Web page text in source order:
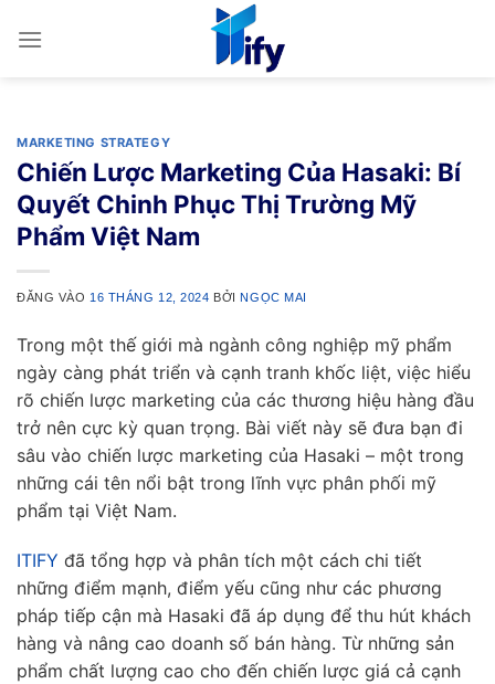
qua
MARKETING STRATEGY
Chiến Lược Marketing Của Hasaki: Bí
Quyết Chinh Phục Thị Trường Mỹ
Phẩm Việt Nam
ĐĂNG VÀO 16 THÁNG 12, 2024 BỞINGỌC MAI
Trong một thế giới mà ngành công nghiệp mỹ phẩm
ngày càng phát triển và cạnh tranh khốc liệt, việc hiểu
rõ chiến lược marketing của các thương hiệu hàng đầu
trở nên cực kỳ quan trọng. Bài viết này sẽ đưa bạn đi
sâu vào chiến lược marketing của Hasaki – một trong
những cái tên nổi bật trong lĩnh vực phân phối mỹ
phẩm tại Việt Nam.
ITIFY đã tổng hợp và phân tích một cách chi tiết
những điểm mạnh, điểm yếu cũng như các phương
pháp tiếp cận mà Hasaki đã áp dụng để thu hút khách
hàng và nâng cao doanh số bán hàng. Từ những sản
phẩm chất lượng cao cho đến chiến lược giá cả cạnh